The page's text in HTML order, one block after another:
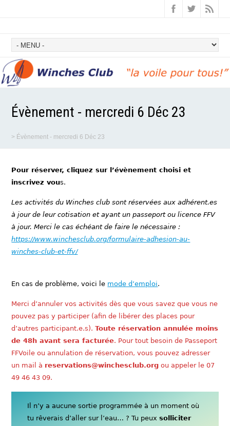
Évènement - mercredi 6 Déc 23
> Évènement - mercredi 6 Déc 23
Pour réserver, cliquez sur l’évènement choisi et
inscrivez vous.
Les activités du Winches club sont réservées aux adhérent.es
à jour de leur cotisation et ayant un passeport ou licence FFV
à jour. Merci le cas échéant de faire le nécessaire :
https://www.winchesclub.org/formulaire-adhesion-au-
winches-club-et-ffv/
En cas de problème, voici le mode d’emploi.
Merci d’annuler vos activités dès que vous savez que vous ne
pouvez pas y participer (afin de libérer des places pour
d’autres participant.e.s).Toute réservation annulée moins
de 48h avant sera facturée. Pour tout besoin de Passeport
FFVoile ou annulation de réservation, vous pouvez adresser
un mail à reservations@winchesclub.org ou appeler le 07
49 46 43 09.
Il n’y a aucune sortie programmée à un moment où
tu rêverais d’aller sur l’eau… ? Tu peuxsolliciter